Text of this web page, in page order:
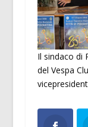
Il sindaco di
del Vespa